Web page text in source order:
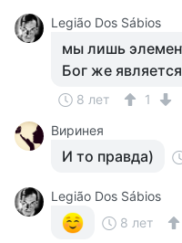
Legião Dos Sábios
мы лишь
Бог же
8 лет
1
Виринея
И то правда)
Legião Dos Sábios
8 лет